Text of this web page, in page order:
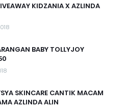
KIDZANIA X AZLINDA
BABY TOLLYJOY
SKINCARE CANTIK MACAM
AZLINDA ALIN